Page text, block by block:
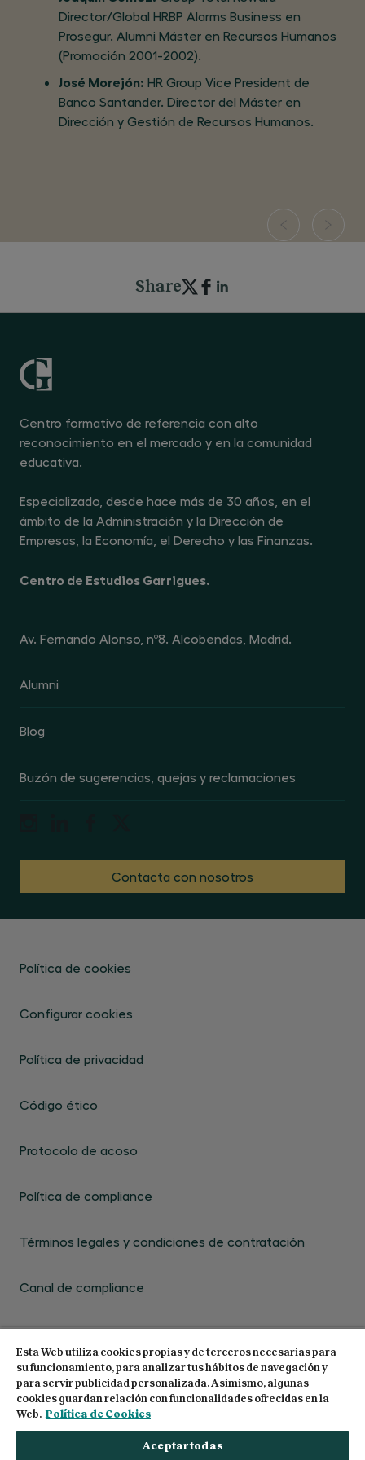
Director/Global HRBP Alarms Business en
Prosegur. Alumni Máster en Recursos Humanos
(Promoción 2001-2002).
José Morejón: HR Group Vice President de
Banco Santander. Director del Máster en
Dirección y Gestión de Recursos Humanos.
Share
Centro formativo de referencia con alto
reconocimiento en el mercado y en la comunidad
educativa.
Especializado, desde hace más de 30 años, en el
ámbito de la Administración y la Dirección de
Empresas, la Economía, el Derecho y las Finanzas.
Centro de Estudios Garrigues.
Av. Fernando Alonso, nº8. Alcobendas, Madrid.
Alumni
Blog
Buzón de sugerencias, quejas y reclamaciones
Contacta con nosotros
Política de cookies
Configurar cookies
Política de privacidad
Código ético
Protocolo de acoso
Política de compliance
Términos legales y condiciones de contratación
Canal de compliance
© 2026 Centro de Estudios Garrigues. Todos los
derechos reservados
Esta Web utiliza cookies propias y de terceros necesarias para
su funcionamiento, para analizar tus hábitos de navegación y
para servir publicidad personalizada. Asimismo, algunas
cookies guardan relación con funcionalidades ofrecidas en la
Web. Política de Cookies
Aceptar todas